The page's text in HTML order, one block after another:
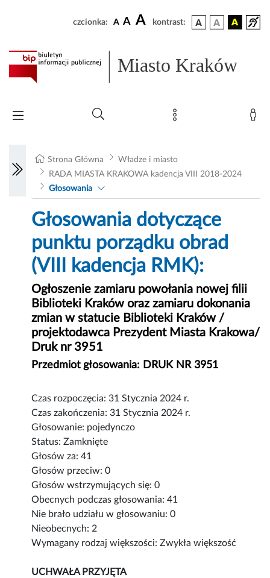
czcionka: A A A kontrast:
Miasto Kraków
Strona Główna
Władze i miasto
RADA MIASTA KRAKOWA kadencja VIII 2018-2024
Głosowania
Głosowania dotyczące
punktu porządku obrad
(VIII kadencja RMK):
Ogłoszenie zamiaru powołania nowej filii
Biblioteki Kraków oraz zamiaru dokonania
zmian w statucie Biblioteki Kraków /
projektodawca Prezydent Miasta Krakowa/
Druk nr 3951
Przedmiot głosowania: DRUK NR 3951
Czas rozpoczęcia: 31 Stycznia 2024 r.
Czas zakończenia: 31 Stycznia 2024 r.
Głosowanie: pojedynczo
Status: Zamknięte
Głosów za: 41
Głosów przeciw: 0
Głosów wstrzymujących się: 0
Obecnych podczas głosowania: 41
Nie brało udziału w głosowaniu: 0
Nieobecnych: 2
Wymagany rodzaj większości: Zwykła większość
UCHWAŁA PRZYJĘTA